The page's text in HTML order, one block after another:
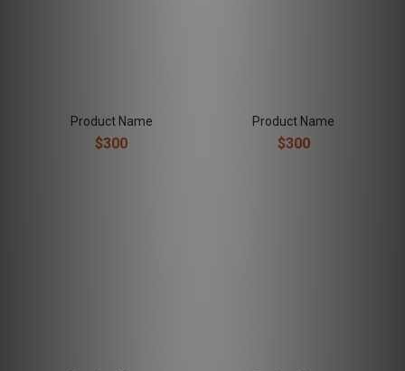
Product Name
$300
Product Name
$300